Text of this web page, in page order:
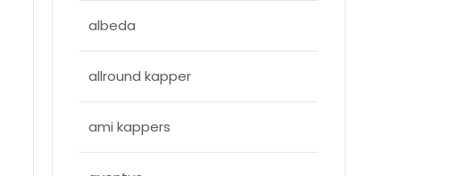
albeda
allround kapper
ami kappers